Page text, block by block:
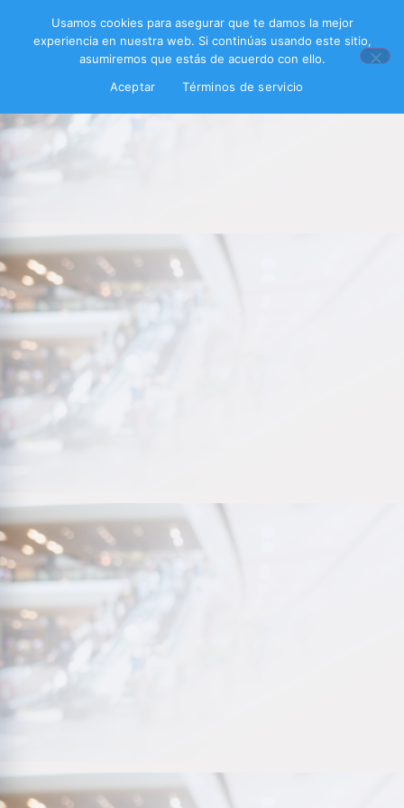
Usamos cookies para asegurar que te damos la mejor
experiencia en nuestra web. Si continúas usando este sitio,
asumiremos que estás de acuerdo con ello.
Aceptar
Términos de servicio